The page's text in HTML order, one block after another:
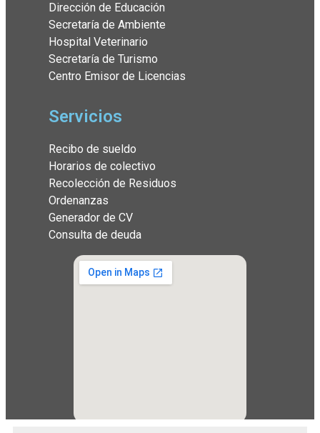
Dirección de Educación
Secretaría de Ambiente
Hospital Veterinario
Secretaría de Turismo
Centro Emisor de Licencias
Servicios
Recibo de sueldo
Horarios de colectivo
Recolección de Residuos
Ordenanzas
Generador de CV
Consulta de deuda